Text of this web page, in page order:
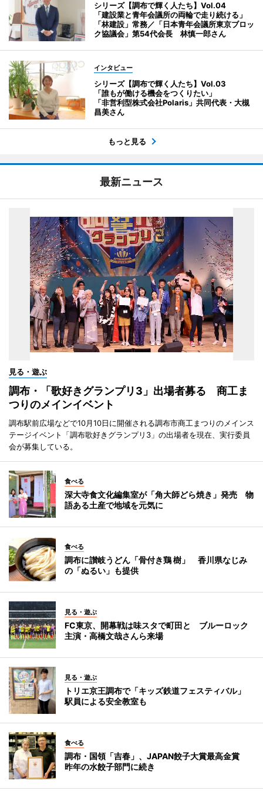
シリーズ【調布で輝く人たち】Vol.04
「建設業と青年会議所の両輪で走り続ける」
「林建設」常務／「日本青年会議所東京ブロッ
ク協議会」第54代会長 林慎一郎さん
インタビュー
シリーズ【調布で輝く人たち】Vol.03
「誰もが働ける機会をつくりたい」
「非営利型株式会社Polaris」共同代表・大槻
昌美さん
もっと見る
最新ニュース
見る・遊ぶ
調布・「歌好きグランプリ3」出場者募る 商工ま
つりのメインイベント
調布駅前広場などで10月10日に開催される調布市商工まつりのメインス
テージイベント「調布歌好きグランプリ3」の出場者を現在、実行委員
会が募集している。
食べる
深大寺食文化編集室が「角大師どら焼き」発売 物
語ある土産で地域を元気に
食べる
調布に讃岐うどん「骨付き鶏 樹」 香川県なじみ
の「ぬるい」も提供
見る・遊ぶ
FC東京、開幕戦は味スタで町田と ブルーロック
主演・高橋文哉さんら来場
見る・遊ぶ
トリエ京王調布で「キッズ鉄道フェスティバル」
駅員による安全教室も
食べる
調布・国領「吉春」、JAPAN餃子大賞最高金賞
昨年の水餃子部門に続き